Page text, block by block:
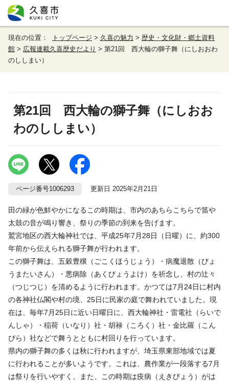
現在の位置： トップページ > 久喜の魅力 > 歴史・文化財・郷土資料
館 > 広報連載久喜歴史だより > 第21回 西大輪の獅子舞（にしおおわ
のししまい）
第21回 西大輪の獅子舞（にしおお
わのししまい）
ページ番号1006293 更新日 2025年2月21日
田の緑が色鮮やかになるこの時期は、市内のあちらこちらで笛や
太鼓の音が鳴り響き、祭りの季節の到来を告げます。
鷲宮地区の西大輪神社では、平成25年7月28日（日曜）に、約300
年前から伝えられる獅子舞が行われます。
この獅子舞は、五穀豊穣（ごこくほうじょう）・病魔退散（びょ
うまたいさん）・悪病除（あくびょうよけ）を祈念し、村の辻々
（つじつじ）を清めるように行われます。かつては7月24日に村内
の各神社仏閣や村の境、25日に民家の庭で舞われていました。現
在は、毎年7月25日に近い日曜日に、西大輪神社・雷電社（らいで
んしゃ）・稲荷（いなり）社・胡禄（ころく）社・金比羅（こん
ぴら）社などで舞うとともに村回りを行っています。
県内の獅子舞の多くは秋に行われますが、埼玉県東部地域では夏
に行われることが多いようです。これは、農作業が一段落する7月
は祭りを行いやすく、また、この時期は疫病（えきびょう）がは